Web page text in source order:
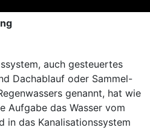
auch gesteuertes
Dachablauf oder Sammel-
genannt, hat wie
Aufgabe das Wasser vom
in das Kanalisationssystem